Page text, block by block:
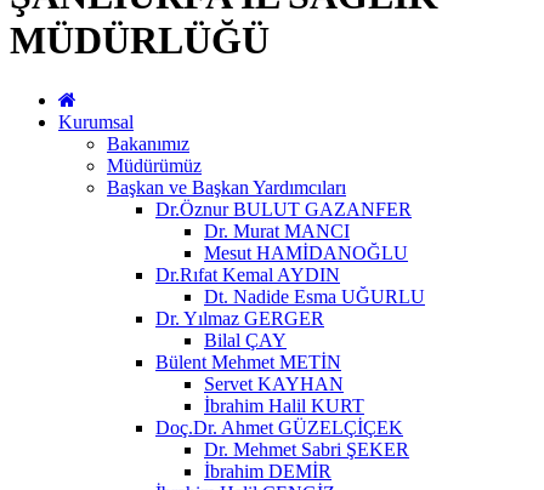
MÜDÜRLÜĞÜ
Kurumsal
Bakanımız
Müdürümüz
Başkan ve Başkan Yardımcıları
Dr.Öznur BULUT GAZANFER
Dr. Murat MANCI
Mesut HAMİDANOĞLU
Dr.Rıfat Kemal AYDIN
Dt. Nadide Esma UĞURLU
Dr. Yılmaz GERGER
Bilal ÇAY
Bülent Mehmet METİN
Servet KAYHAN
İbrahim Halil KURT
Doç.Dr. Ahmet GÜZELÇİÇEK
Dr. Mehmet Sabri ŞEKER
İbrahim DEMİR